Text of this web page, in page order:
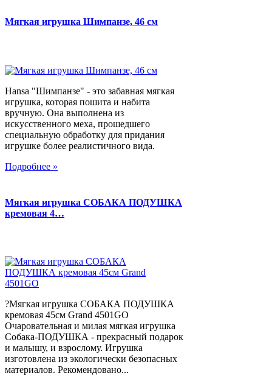
Мягкая игрушка Шимпанзе, 46 см
Hansa "Шимпанзе" - это забавная мягкая
игрушка, которая пошита и набита
вручную. Она выполнена из
искусственного меха, прошедшего
специальную обработку для придания
игрушке более реалистичного вида.
Подробнее »
Мягкая игрушка СОБАКА ПОДУШКА
кремовая 4…
?Мягкая игрушка СОБАКА ПОДУШКА
кремовая 45см Grand 4501GO
Очаровательная и милая мягкая игрушка
Собака-ПОДУШКА - прекрасный подарок
и малышу, и взрослому. Игрушка
изготовлена из экологически безопасных
материалов. Рекомендовано...